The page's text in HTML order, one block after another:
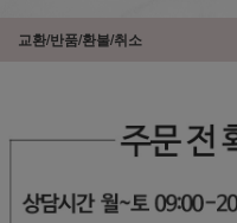
교환/반품/환불/취소